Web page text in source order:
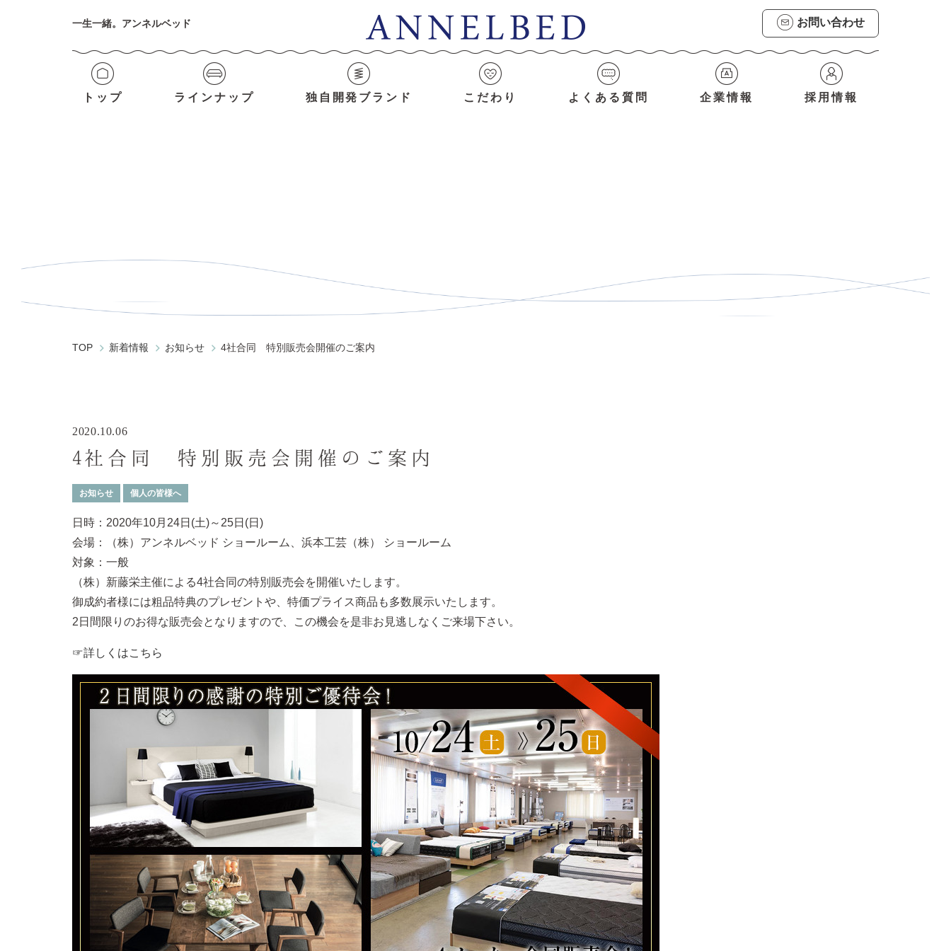
一生一緒。アンネルベッド お問い合わせ
トップ ラインナップ 独自開発ブランド こだわり よくある質問 企業情報 採用情報
TOP 新着情報 お知らせ 4社合同 特別販売会開催のご案内
2020.10.06
4社合同 特別販売会開催のご案内
お知らせ 個人の皆様へ
日時：2020年10月24日(土)～25日(日)
会場：（株）アンネルベッド ショールーム、浜本工芸（株） ショールーム
対象：一般
（株）新藤栄主催による4社合同の特別販売会を開催いたします。
御成約者様には粗品特典のプレゼントや、特価プライス商品も多数展示いたします。
2日間限りのお得な販売会となりますので、この機会を是非お見逃しなくご来場下さい。
☞詳しくはこちら